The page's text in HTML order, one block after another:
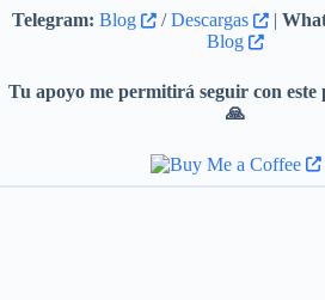
Telegram: Blog /Descargas |
Blog
Tu apoyo me permitirá seguir con este
🙏